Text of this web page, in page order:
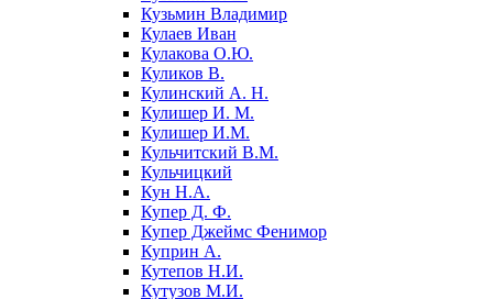
Кузьмин Владимир
Кулаев Иван
Кулакова О.Ю.
Куликов В.
Кулинский А. Н.
Кулишер И. М.
Кулишер И.М.
Кульчитский В.М.
Кульчицкий
Кун Н.А.
Купер Д. Ф.
Купер Джеймс Фенимор
Куприн А.
Кутепов Н.И.
Кутузов М.И.